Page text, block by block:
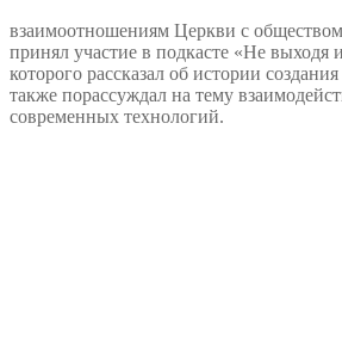
взаимоотношениям Церкви с
принял участие в подкасте «Не выходя
которого рассказал об истории
также порассуждал на тему
современных технологий.